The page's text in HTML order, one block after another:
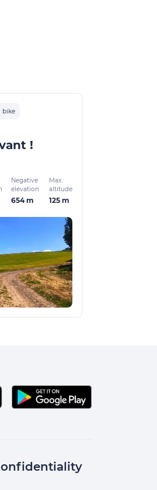
bike
!
Negative
elevation
654 m
Max.
altitude
125 m